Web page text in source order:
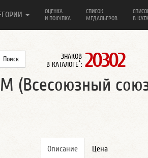
ОЦЕНКА
И ПОКУПКА
СПИСОК
МЕДАЛЬЕРОВ
В
ЗНАКОВ
В КАТАЛОГЕ*: 20302
(Всесоюзный
Описание Цена